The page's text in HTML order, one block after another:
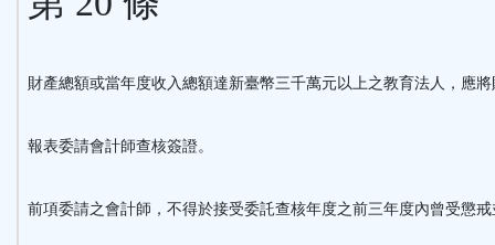
財產總額或當年度收入總額達新臺幣三千萬元以上之教育法人，應將
報表委請會計師查核簽證。
前項委請之會計師，不得於接受委託查核年度之前三年度內曾受懲戒